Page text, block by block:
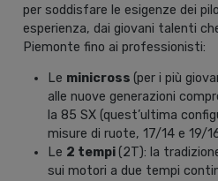
per soddisfare le esigenze dei
esperienza, dai giovani talenti
Piemonte fino ai professionisti:
Le minicross(per i più
alle nuove generazioni
la 85 SX (quest’ultima
misure di ruote, 17/14 e 19/
Le 2 tempi(2T): la
sui motori a due tempi